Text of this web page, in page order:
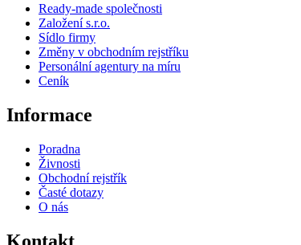
Ready-made společnosti
Založení s.r.o.
Sídlo firmy
Změny v obchodním rejstříku
Personální agentury na míru
Ceník
Informace
Poradna
Živnosti
Obchodní rejstřík
Časté dotazy
O nás
Kontakt